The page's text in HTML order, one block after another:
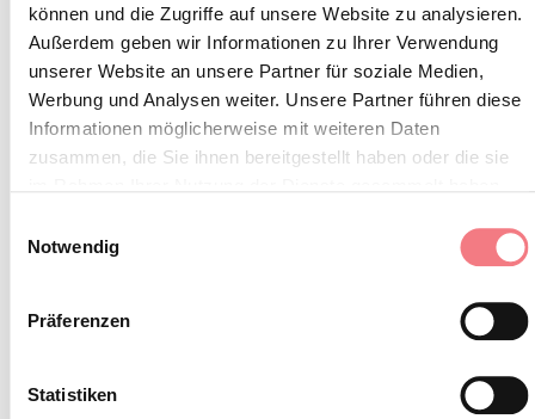
können und die Zugriffe auf unsere Website zu analysieren.
Außerdem geben wir Informationen zu Ihrer Verwendung
unserer Website an unsere Partner für soziale Medien,
Werbung und Analysen weiter. Unsere Partner führen diese
Informationen möglicherweise mit weiteren Daten
zusammen, die Sie ihnen bereitgestellt haben oder die sie
Notwendig
Präferenzen
Statistiken
Kosten.
INFORMATIONEN ANFORDERN